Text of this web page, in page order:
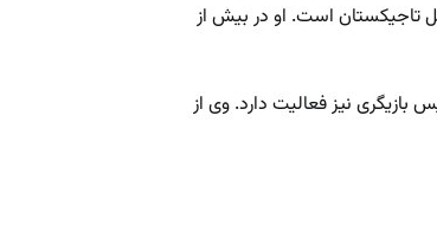
تاجیکستان است. او در بیش از
بازیگری نیز فعالیت دارد. وی از